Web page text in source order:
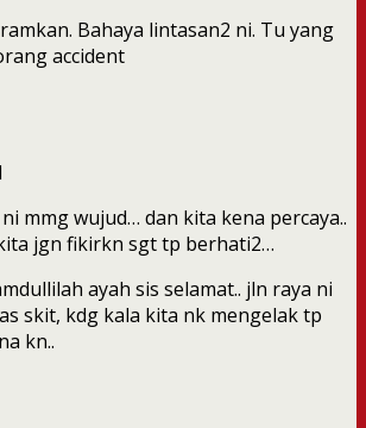
Bahaya lintasan2 ni. Tu yang
accident
mmg wujud… dan kita kena percaya..
jgn fikirkn sgt tp berhati2…
ayah sis selamat.. jln raya ni
skit, kdg kala kita nk mengelak tp
kn..